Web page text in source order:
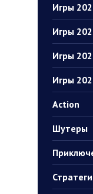
Игры
Игры
Игры
Игры
Action
Шутеры